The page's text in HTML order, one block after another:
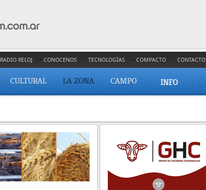
RADIO RELOJ CONOCENOS TECNOLOGÍAS COMPACTO CONTACTO
CULTURAL LA ZONA CAMPO INFO